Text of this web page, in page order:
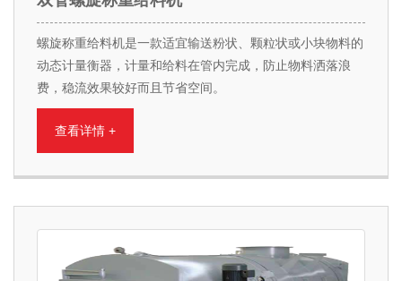
螺旋称重给料机是一款适宜输送粉状、颗粒状或小块物料的
动态计量衡器，计量和给料在管内完成，防止物料洒落浪
费，稳流效果较好而且节省空间。
查看详情 +